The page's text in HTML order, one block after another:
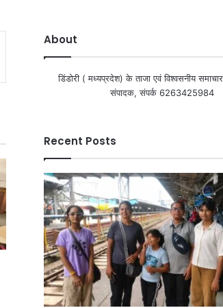
About
डिंडोरी ( मध्यप्रदेश) के ताजा एवं विश्वसनीय
संपादक, संपर्क 6263425984
Recent Posts